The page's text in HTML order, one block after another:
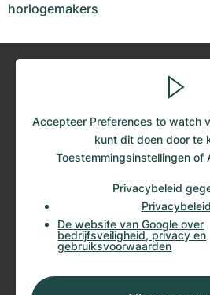
horlogemakers
Accepteer Preferences to watch
kunt dit doen door te
Toestemmingsinstellingenof
Privacybeleid
Privacybeleid
De website van Google over
bedrijfsveiligheid, privacy en
gebruiksvoorwaarden